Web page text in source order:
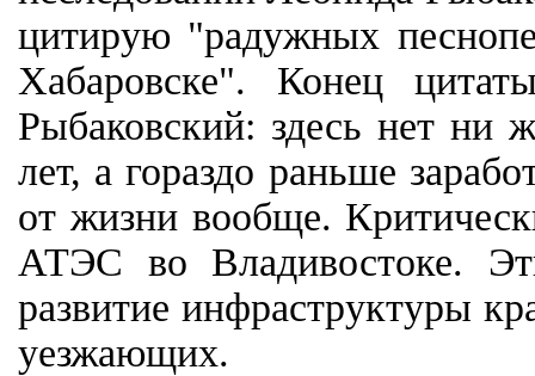
цитирую "радужных
Хабаровске". Конец
Рыбаковский: здесь нет ни
лет, а гораздо раньше
от жизни вообще.
АТЭС во Владивостоке.
развитие инфраструктуры
уезжающих.